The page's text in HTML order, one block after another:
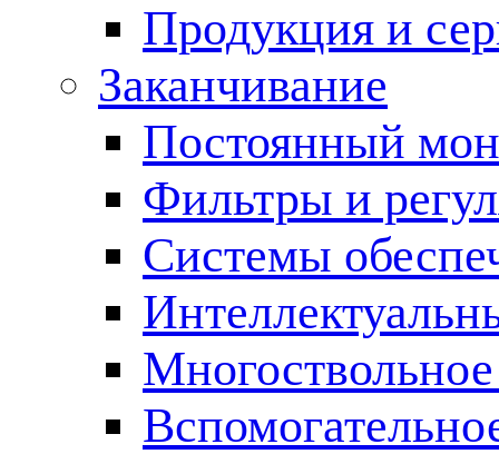
Продукция и
Заканчивание
Постоянный
Фильтры и
Cистемы